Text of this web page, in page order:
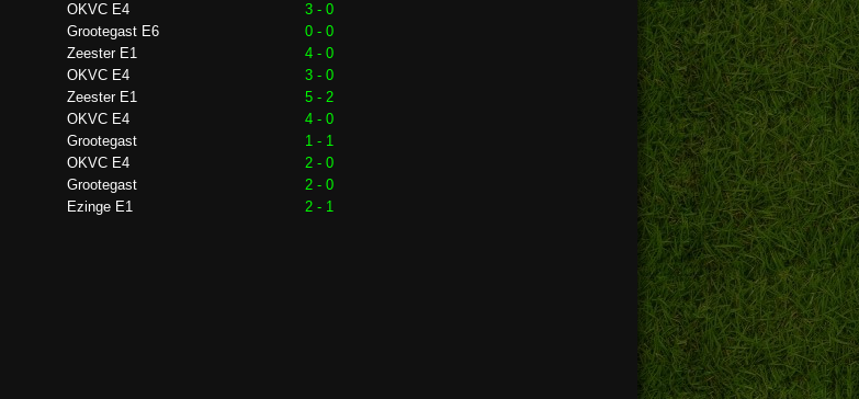
OKVC E4
3 - 0
Grootegast E6
0 - 0
Zeester E1
4 - 0
OKVC E4
3 - 0
Zeester E1
5 - 2
OKVC E4
4 - 0
Grootegast
1 - 1
OKVC E4
2 - 0
Grootegast
2 - 0
Ezinge E1 2 - 1